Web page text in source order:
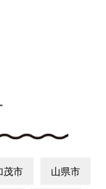
茂市 山県市